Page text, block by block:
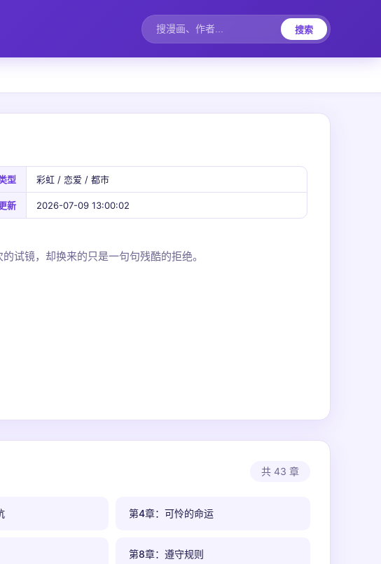
搜索
型 彩虹 / 恋爱 / 都市
新 2026-07-09 13:00:02
试镜，却换来的只是一句句残酷的拒绝。
共 43 章
第4章：可怜的命运
第8章：遵守规则